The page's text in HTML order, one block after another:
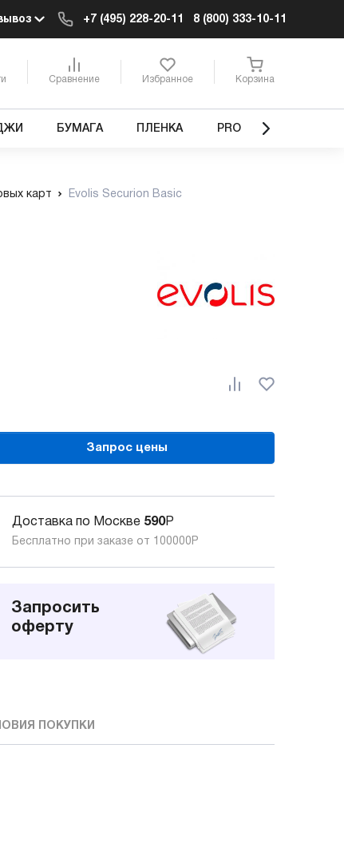
+7 (495) 228-20-11 8 (800) 333-10-11
Сравнение Избранное Корзина
БУМАГА ПЛЕНКА PRO
карт Evolis Securion Basic
Запрос цены
Доставка по Москве 590Р
Бесплатно при заказе от 100000 Р
Запросить
оферту
ПОКУПКИ